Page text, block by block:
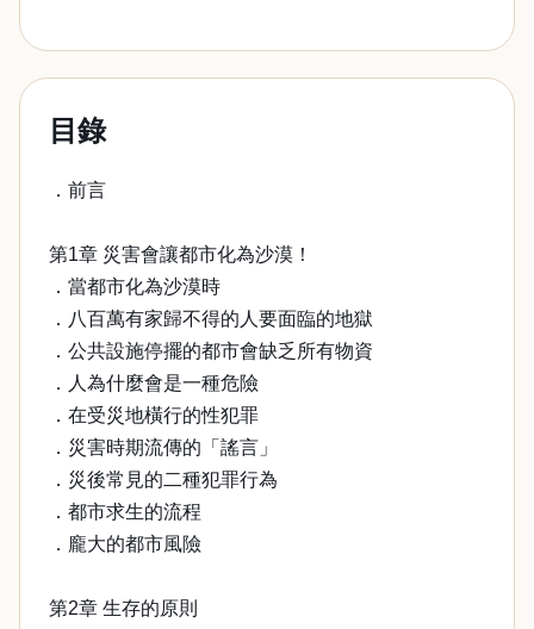
目錄
．前言
第1章 災害會讓都市化為沙漠！
．當都市化為沙漠時
．八百萬有家歸不得的人要面臨的地獄
．公共設施停擺的都市會缺乏所有物資
．人為什麼會是一種危險
．在受災地橫行的性犯罪
．災害時期流傳的「謠言」
．災後常見的二種犯罪行為
．都市求生的流程
．龐大的都市風險
第2章 生存的原則